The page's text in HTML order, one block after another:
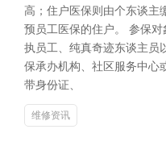
高；住户医保则由个东谈主
预员工医保的住户。 参保
执员工、纯真奇迹东谈主员
保承办机构、社区服务中心
带身份证、
维修资讯